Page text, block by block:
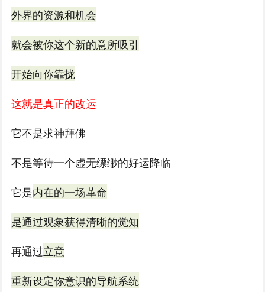
外界的资源和机会
就会被你这个新的意所吸引
开始向你靠拢
这就是真正的改运
它不是求神拜佛
不是等待一个虚无缥缈的好运降临
它是内在的一场革命
是通过观象获得清晰的觉知
再通过立意
重新设定你意识的导航系统